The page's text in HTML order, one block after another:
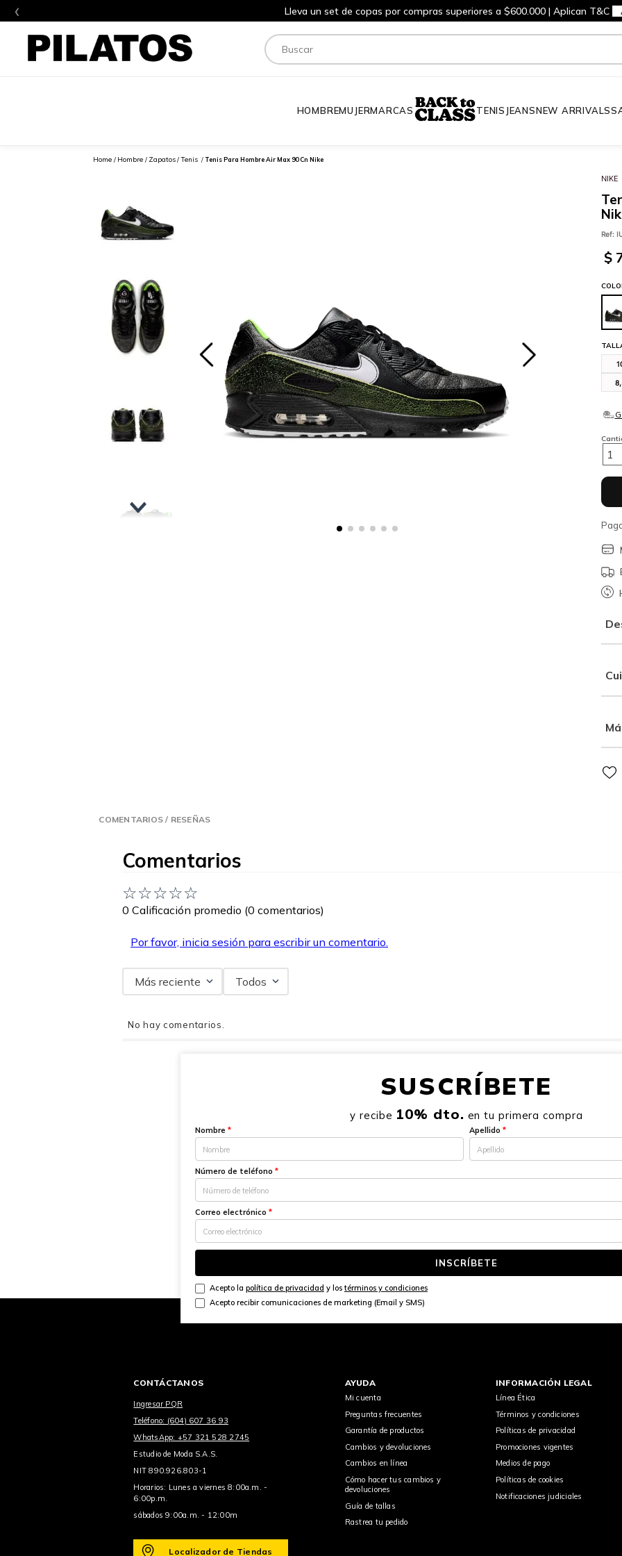
‹ Lleva un set de copas por compras superiores a $600.000 | Aplican T&C
Buscar
HOMBREMUJERMARCAS TENIS JEANSNEW ARRIVALS
Hombre Zapatos Tenis Tenis Para Hombre Air Max 90 Cn Nike
NIKE
Ref:
$
1
COMENTARIOS / RESEÑAS
Comentarios
☆☆☆☆☆
0 Calificación promedio (0 comentarios)
Por favor, inicia sesión para escribir un comentario.
Más reciente Todos
No hay comentarios.
SUSCRÍBETE
y recibe 10% dto. en tu primera compra
Nombre * Apellido *
Número de teléfono *
Correo electrónico *
INSCRÍBETE
Acepto la política de privacidad y lostérminos y condiciones
Acepto recibir comunicaciones de marketing (Email y SMS)
CONTÁCTANOS
Ingresar PQR
Teléfono: (604) 607 36 93
WhatsApp: +57 321 528 2745
Estudio de Moda S.A.S.
NIT 890.926.803-1
Horarios: Lunes a viernes 8:00a.m. -
6:00p.m.
sábados 9:00a.m. - 12:00m
Localizador de Tiendas
AYUDA
Mi cuenta
Preguntas frecuentes
Garantía de productos
Cambios y devoluciones
Cambios en línea
Cómo hacer tus cambios y
devoluciones
Guía de tallas
Rastrea tu pedido
INFORMACIÓN LEGAL
Línea Ética
Términos y condiciones
Políticas de privacidad
Promociones vigentes
Medios de pago
Políticas de cookies
Notificaciones judiciales